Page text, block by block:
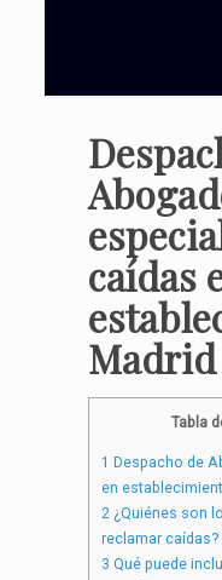
caídas
Madrid
Tabla
1 Despacho de
en
2¿Quiénes son
reclamar caídas?
3 Qué puede